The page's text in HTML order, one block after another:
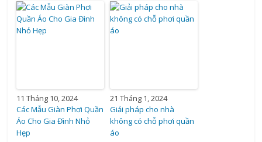
11 Tháng 10, 2024
Các Mẫu Giàn Phơi Quần
Áo Cho Gia Đình Nhỏ
Hẹp
21 Tháng 1, 2024
Giải pháp cho nhà
không có chỗ phơi quần
áo